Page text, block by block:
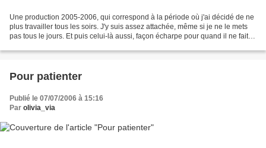
Une production 2005-2006, qui correspond à la période où j'ai décidé de ne
plus travailler tous les soirs. J'y suis assez attachée, même si je ne le mets
pas tous le jours. Et puis celui-là aussi, façon écharpe pour quand il ne fait
Pour patienter
Publié le 07/07/2006 à 15:16
Par olivia_via